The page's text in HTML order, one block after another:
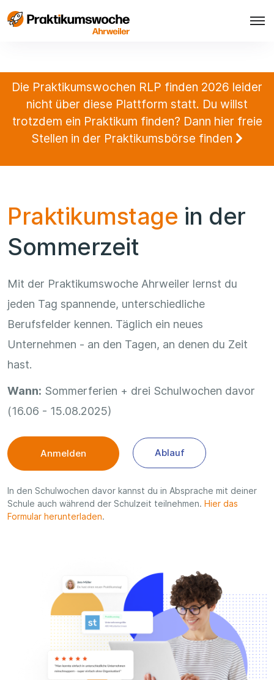
Die Praktikumswochen RLP finden 2026 leider
nicht über diese Plattform statt. Du willst
trotzdem ein Praktikum finden? Dann hier freie
Stellen in der Praktikumsbörse finden
Praktikumstage in der
Sommerzeit
Mit der Praktikumswoche Ahrweiler lernst du
jeden Tag spannende, unterschiedliche
Berufsfelder kennen. Täglich ein neues
Unternehmen - an den Tagen, an denen du Zeit
hast.
Wann: Sommerferien + drei Schulwochen davor
(16.06 - 15.08.2025)
Anmelden Ablauf
In den Schulwochen davor kannst du in Absprache mit deiner
Schule auch während der Schulzeit teilnehmen. Hier das
Formular herunterladen.